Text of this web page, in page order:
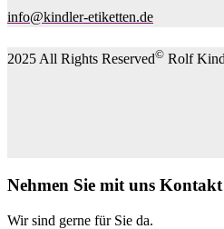
info@kindler-etiketten.de
2025 All Rights Reserved© Rolf
Nehmen Sie mit uns
Wir sind gerne für Sie da.